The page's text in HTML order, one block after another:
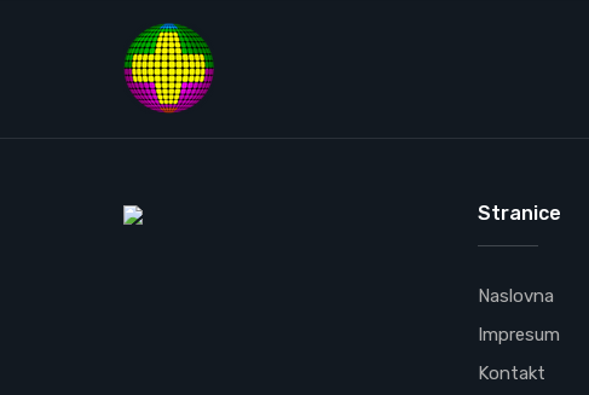
Stranice
Naslovna
Impresum
Kontakt